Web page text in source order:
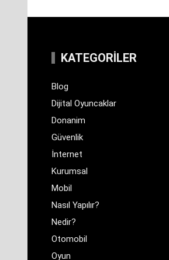
KATEGORILER
Blog
Dijital Oyuncaklar
Donanim
Güvenlik
İnternet
Kurumsal
Mobil
Nasıl Yapılır?
Nedir?
Otomobil
Oyun